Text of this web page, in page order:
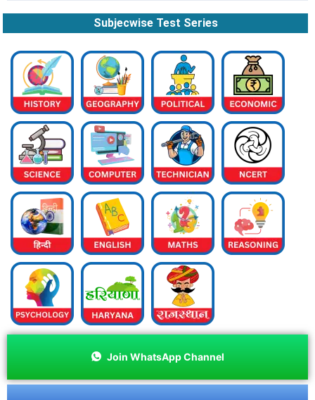
Subjecwise Test Series
Join WhatsApp Channel